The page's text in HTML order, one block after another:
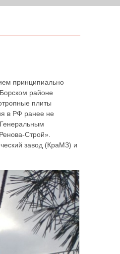
принципиально
районе
плиты
в РФ ранее не
Строй».
завод (КраМЗ) и